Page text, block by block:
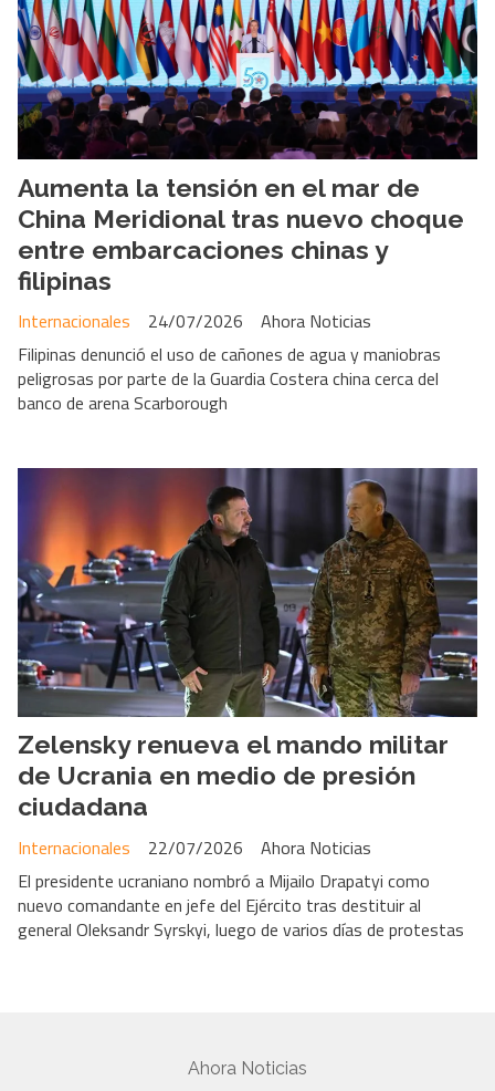
Aumenta la tensión en el mar de
China Meridional tras nuevo choque
entre embarcaciones chinas y
filipinas
Ahora Noticias
Internacionales
24/07/2026
Filipinas denunció el uso de cañones de agua y maniobras
peligrosas por parte de la Guardia Costera china cerca del
banco de arena Scarborough
Zelensky renueva el mando militar
de Ucrania en medio de presión
ciudadana
Ahora Noticias
Internacionales
22/07/2026
El presidente ucraniano nombró a Mijailo Drapatyi como
nuevo comandante en jefe del Ejército tras destituir al
general Oleksandr Syrskyi, luego de varios días de protestas
Ahora Noticias